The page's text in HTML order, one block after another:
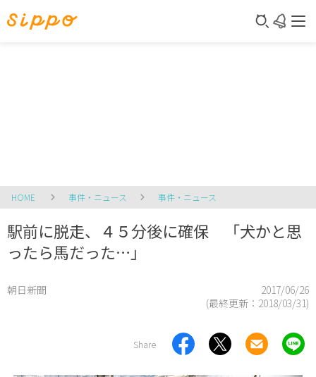
HOME 事件・ニュース 事件・ニュース
駅前に脱走、４５分後に確保 「犬かと思
ったら馬だった…」
朝日新聞
2017/06/26
(最終更新： 2018/03/31)
Share